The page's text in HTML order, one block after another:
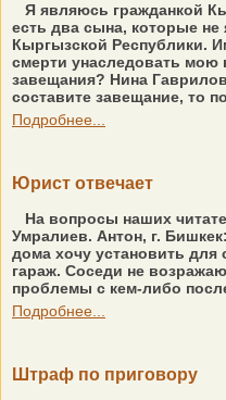
Я являюсь гражданкой
есть два сына, которые
Кыргызской Республики.
смерти унаследовать мою
завещания? Нина
составите завещание, то
Подробнее...
Юрист отвечает
На вопросы наших
Умралиев. Антон, г.
дома хочу установить
гараж. Соседи не
проблемы с кем-либо
Подробнее...
Штраф по приговору